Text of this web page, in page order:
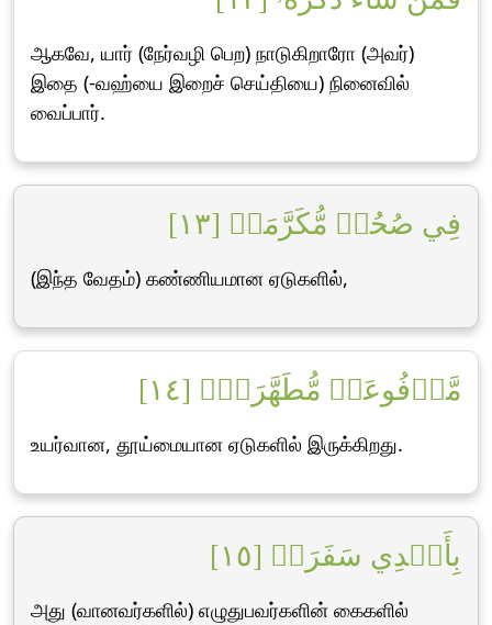
ஆகவே, யார் (நேர்வழி பெற) நாடுகிறாரோ (அவர்)
இதை (-வஹ்யை இறைச் செய்தியை) நினைவில்
வைப்பார்.
فِي صُحُفٖ مُّكَرَّمَةٖ [١٣]
(இந்த வேதம்) கண்ணியமான ஏடுகளில்,
مَّرۡفُوعَةٖ مُّطَهَّرَةِۭ [١٤]
உயர்வான, தூய்மையான ஏடுகளில் இருக்கிறது.
بِأَيۡدِي سَفَرَةٖ [١٥]
அது (வானவர்களில்) எழுதுபவர்களின் கைகளில்